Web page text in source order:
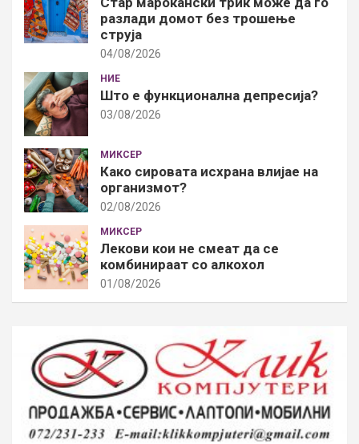
разлади домот без трошење
струја
04/08/2026
НИЕ
Што е функционална депресија?
03/08/2026
МИКСЕР
Како сировата исхрана влијае на
организмот?
02/08/2026
МИКСЕР
Лекови кои не смеат да се
комбинираат со алкохол
01/08/2026